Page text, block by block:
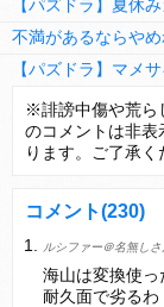
不満があるならや
変な所でセーブし
Powered by livedoor 相
※誹謗中傷や荒ら
のコメントは非表
ります。ご了承く
コメント(230)
ルシファー＠名無しさ
海山は変換使っ
耐久面で劣るわ